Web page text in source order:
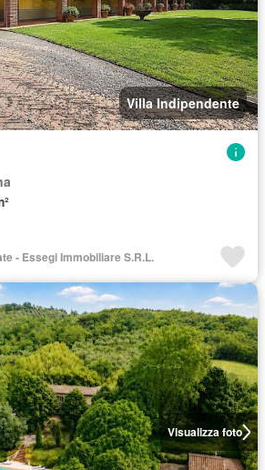
Villa Indipendente
- Essegi Immobiliare S.R.L.
Visualizza foto